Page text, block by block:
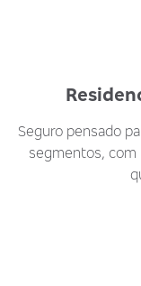
Seguro pensado
segmentos, com